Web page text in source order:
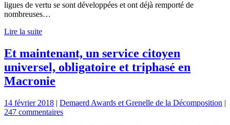
ligues de vertu se sont développées et ont déjà remporté de
nombreuses…
Lire la suite
Et maintenant, un service citoyen
universel, obligatoire et triphasé en
Macronie
14 février 2018 | Demaerd Awards et Grenelle de la Décomposition |
247 commentaires